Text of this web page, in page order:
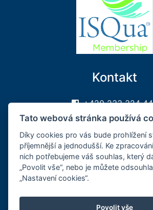
Kontakt
+420 233 324
Může se vám
Registrace
Tato webová stránka používá
Díky cookies pro vás bude prohlížení
příjemnější a jednodušší. Ke
nich potřebujeme váš souhlas, který
„Povolit vše“, nebo je můžete
„Nastavení cookies“.
Povolit vše